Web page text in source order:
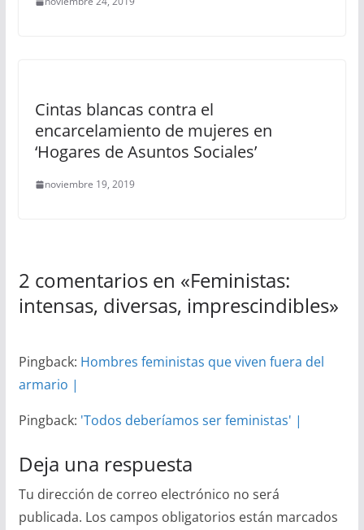
Cintas blancas contra el
encarcelamiento de mujeres en
‘Hogares de Asuntos Sociales’
noviembre 19, 2019
2 comentarios en «Feministas:
intensas, diversas, imprescindibles»
Pingback: Hombres feministas que viven fuera del
armario |
Pingback: 'Todos deberíamos ser feministas' |
Deja una respuesta
Tu dirección de correo electrónico no será
publicada. Los campos obligatorios están marcados